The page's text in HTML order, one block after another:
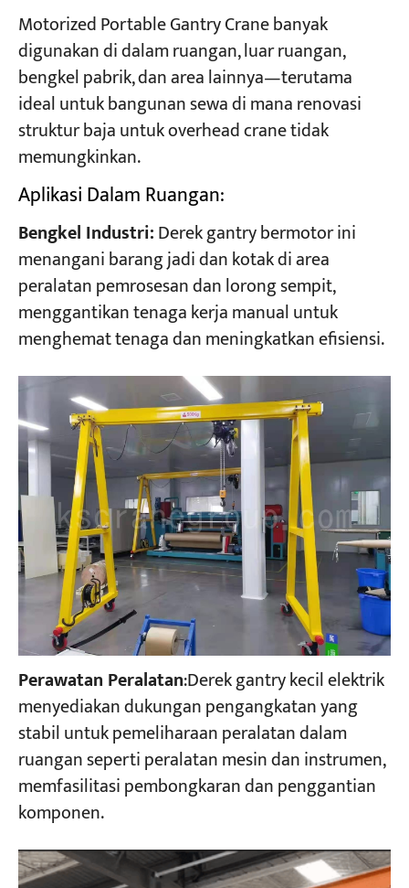
Motorized Portable Gantry Crane banyak
digunakan di dalam ruangan, luar ruangan,
bengkel pabrik, dan area lainnya—terutama
ideal untuk bangunan sewa di mana renovasi
struktur baja untuk overhead crane tidak
memungkinkan.
Aplikasi Dalam Ruangan:
Bengkel Industri:Derek gantry bermotor ini
menangani barang jadi dan kotak di area
peralatan pemrosesan dan lorong sempit,
menggantikan tenaga kerja manual untuk
menghemat tenaga dan meningkatkan efisiensi.
Perawatan Peralatan:Derek gantry kecil elektrik
menyediakan dukungan pengangkatan yang
stabil untuk pemeliharaan peralatan dalam
ruangan seperti peralatan mesin dan instrumen,
memfasilitasi pembongkaran dan penggantian
komponen.